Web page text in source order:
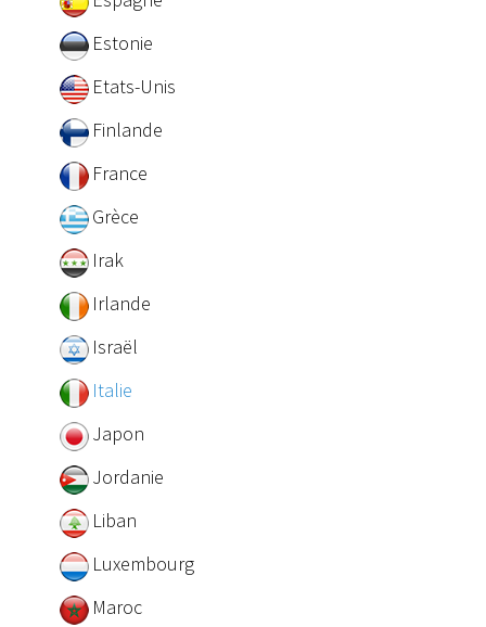
Estonie
Etats-Unis
Finlande
France
Grèce
Irak
Irlande
Israël
Italie
Japon
Jordanie
Liban
Luxembourg
Maroc